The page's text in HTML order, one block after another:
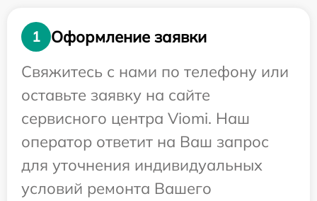
1
Оформление заявки
Свяжитесь с нами по телефону или
оставьте заявку на сайте
сервисного центра Viomi. Наш
оператор ответит на Ваш запрос
для уточнения индивидуальных
условий ремонта Вашего